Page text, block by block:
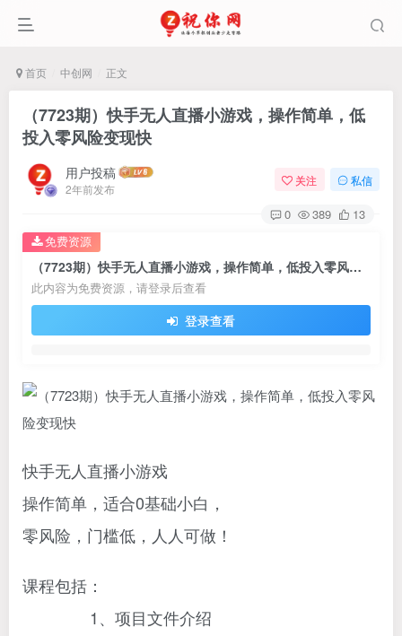
首页 中创网 正文
（7723期）快手无人直播小游戏，操作简单，低
投入零风险变现快
用户投稿
2年前发布
关注 私信
0 389 13
（7723期）快手无人直播小游戏，操作简单，低投入零风险变现快
此内容为免费资源，请登录后查看
登录查看
免费资源
快手无人直播小游戏
操作简单，适合0基础小白，
零风险，门槛低，人人可做！
课程包括：
1、项目文件介绍